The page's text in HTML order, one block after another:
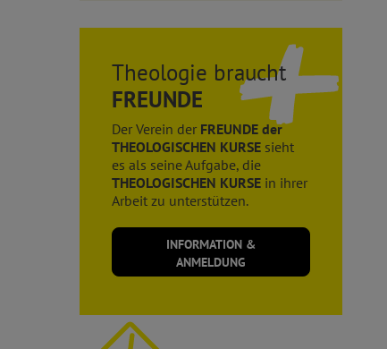
Theologie braucht
FREUNDE
Der Verein der FREUNDE der
THEOLOGISCHEN KURSE sieht
es als seine Aufgabe, die
THEOLOGISCHEN KURSE in ihrer
Arbeit zu unterstützen.
INFORMATION &
ANMELDUNG